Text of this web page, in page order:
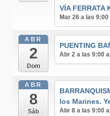
VÍA FERRATA
Mar 26 a las
ABR
2
Dom
PUENTING
Abr 2 a las 9:00
ABR
8
Sáb
los Marines.
Abr 8 a las 9:00